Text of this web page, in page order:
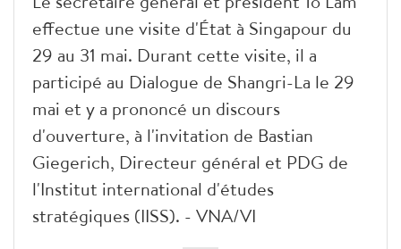
effectue une visite d'État à Singapour du
29 au 31 mai. Durant cette visite, il a
participé au Dialogue de Shangri-La le 29
mai et y a prononcé un discours
d'ouverture, à l'invitation de Bastian
Giegerich, Directeur général et PDG de
l'Institut international d'études
stratégiques (IISS). - VNA/VI